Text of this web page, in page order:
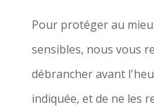
Pour protéger au
sensibles, nous vous
débrancher avant
indiquée, et de ne les